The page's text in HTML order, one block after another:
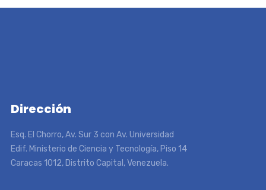
Dirección
Esq. El Chorro, Av. Sur 3 con Av. Universidad
Edif. Ministerio de Ciencia y Tecnología, Piso 14
Caracas 1012, Distrito Capital, Venezuela.